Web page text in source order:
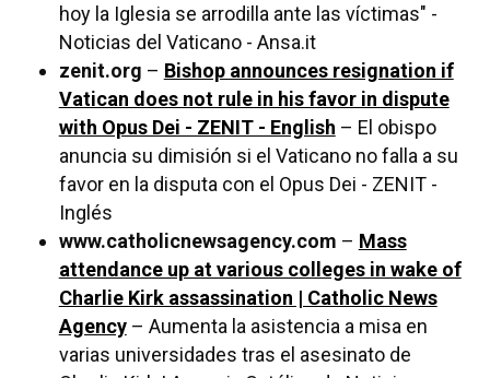
hoy la Iglesia se arrodilla ante las víctimas" -
Noticias del Vaticano - Ansa.it
zenit.org – Bishop announces resignation if
Vatican does not rule in his favor in dispute
with Opus Dei - ZENIT - English – El obispo
anuncia su dimisión si el Vaticano no falla a su
favor en la disputa con el Opus Dei - ZENIT -
Inglés
www.catholicnewsagency.com – Mass
attendance up at various colleges in wake of
Charlie Kirk assassination | Catholic News
Agency– Aumenta la asistencia a misa en
varias universidades tras el asesinato de